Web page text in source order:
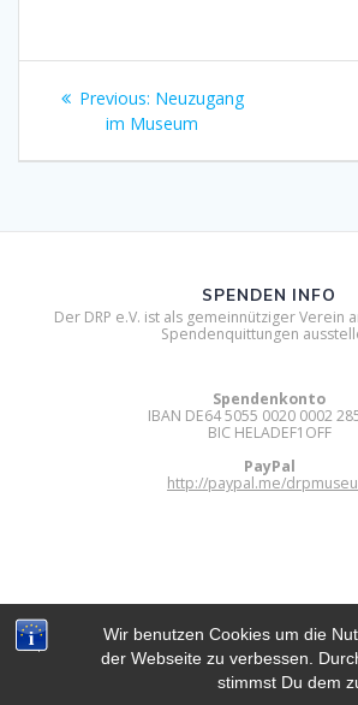
Wir benutzen Cookies um die
der Webseite zu verbessen.
stimmst Du dem
Beitragsnavigation
Previous: Previous
post:
Neuzugang
im Museum
DIGITAL RETRO PARK
SPENDEN INFO
Der DRP e.V. ist als gemeinnütziger Verein
Spendenquittungen
Spendenkonto
IBAN DE64 5055 0020 0002
BIC HELADEF1OFF
PayPal
http://paypal.me/